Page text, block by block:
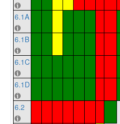
6.1A
6.1B
6.1C
6.1D
6.2